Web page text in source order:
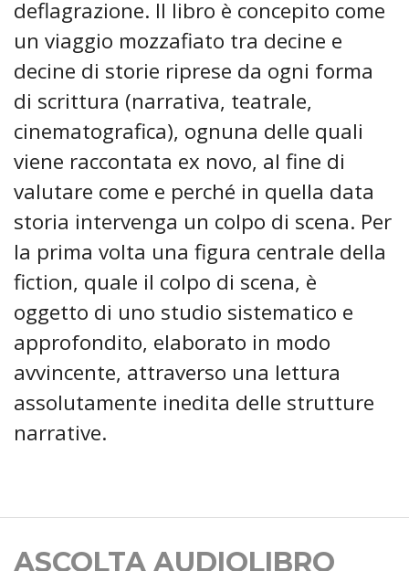
deflagrazione. Il libro è concepito come
un viaggio mozzafiato tra decine e
decine di storie riprese da ogni forma
di scrittura (narrativa, teatrale,
cinematografica), ognuna delle quali
viene raccontata ex novo, al fine di
valutare come e perché in quella data
storia intervenga un colpo di scena. Per
la prima volta una figura centrale della
fiction, quale il colpo di scena, è
oggetto di uno studio sistematico e
approfondito, elaborato in modo
avvincente, attraverso una lettura
assolutamente inedita delle strutture
narrative.
ASCOLTA AUDIOLIBRO